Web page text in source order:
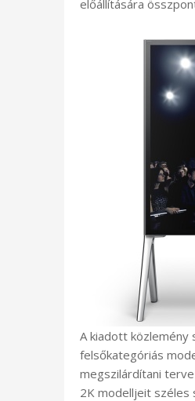
előállítására
A kiadott közlemény
felsőkategóriás
megszilárdítani
2K modelljeit széles